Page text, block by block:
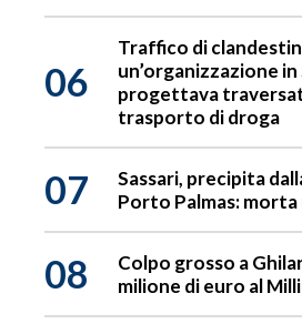
06
Traffico di
un’organizzazione
progettava
trasporto di droga
07
Sassari, precipita
Porto Palmas: morta
08
Colpo grosso a
milione di euro al